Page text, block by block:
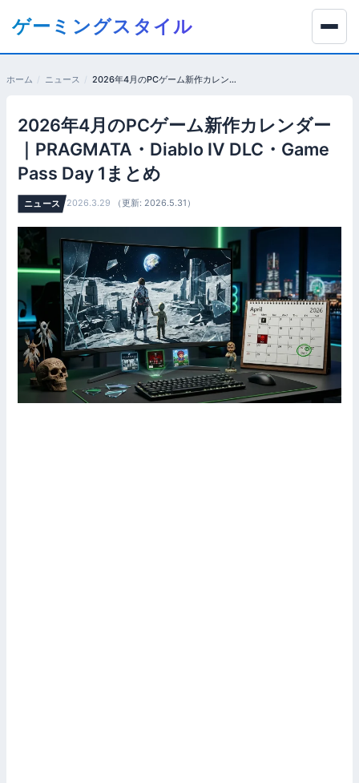
ツ
ゲーミングスタイル
ホーム ニュース 2026年4月のPCゲーム新作カレンダー｜PRAGMATA・Diablo IV DLC・Game Pass Day 1まとめ
2026年4月のPCゲーム新作カレンダー
｜PRAGMATA・Diablo IV DLC・Game
Pass Day 1まとめ
ニュース 2026.3.29 （更新: 2026.5.31）